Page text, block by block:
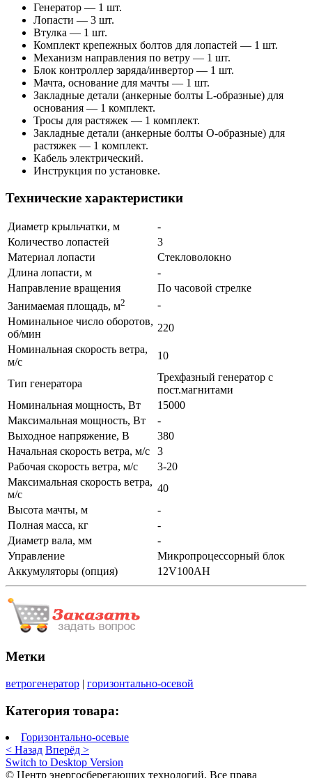
Генератор — 1 шт.
Лопасти — 3 шт.
Втулка — 1 шт.
Комплект крепежных болтов для лопастей — 1 шт.
Механизм направления по ветру — 1 шт.
Блок контроллер заряда/инвертор — 1 шт.
Мачта, основание для мачты — 1 шт.
Закладные детали (анкерные болты L-образные) для
основания — 1 комплект.
Тросы для растяжек — 1 комплект.
Закладные детали (анкерные болты О-образные) для
растяжек — 1 комплект.
Кабель электрический.
Инструкция по установке.
Технические характеристики
Диаметр крыльчатки, м
-
Количество лопастей
3
Материал лопасти
Стекловолокно
Длина лопасти, м
-
Направление вращения
По часовой стрелке
Занимаемая площадь, м2
-
Номинальное число оборотов,
об/мин
220
Номинальная скорость ветра,
м/с
10
Тип генератора
Трехфазный генератор с
пост.магнитами
Номинальная мощность, Вт
15000
Максимальная мощность, Вт
-
Выходное напряжение, В
380
Начальная скорость ветра, м/с
3
Рабочая скорость ветра, м/с
3-20
Максимальная скорость ветра,
м/с
40
Высота мачты, м
-
Полная масса, кг
-
Диаметр вала, мм
-
Управление
Микропроцессорный блок
Аккумуляторы (опция)
12V100AH
Метки
ветрогенератор | горизонтально-осевой
Категория товара:
Горизонтально-осевые
< Назад Вперёд >
Switch to Desktop Version
© Центр энергосберегающих технологий. Все права